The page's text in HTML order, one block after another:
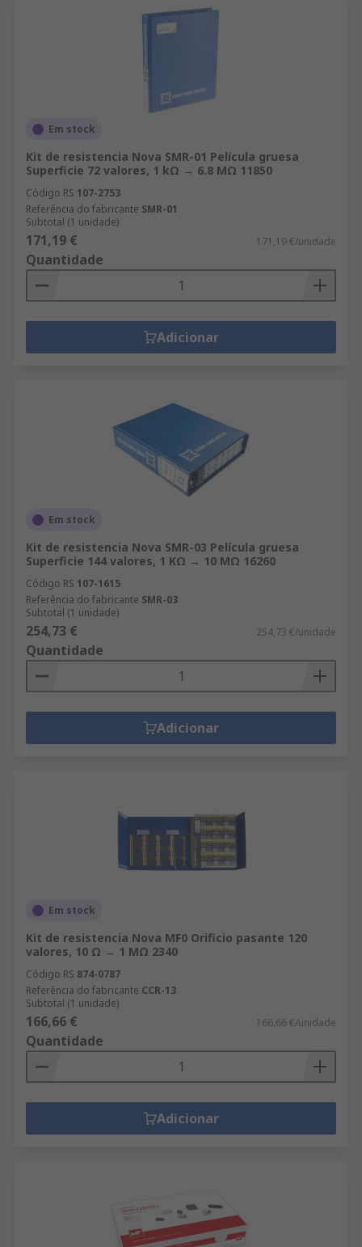
Em stock
Kit de resistencia Nova SMR-01 Película gruesa
Superficie 72 valores, 1 kΩ → 6.8 MΩ 11850
Código RS 107-2753
Referência do fabricante SMR-01
Subtotal (1 unidade)
171,19 € 171,19 €/unidade
Quantidade
Adicionar
Em stock
Kit de resistencia Nova SMR-03 Película gruesa
Superficie 144 valores, 1 KΩ → 10 MΩ 16260
Código RS 107-1615
Referência do fabricante SMR-03
Subtotal (1 unidade)
254,73 € 254,73 €/unidade
Quantidade
Adicionar
Em stock
Kit de resistencia Nova MF0 Orificio pasante 120
valores, 10 Ω → 1 MΩ 2340
Código RS 874-0787
Referência do fabricante CCR-13
Subtotal (1 unidade)
166,66 € 166,66 €/unidade
Quantidade
Adicionar